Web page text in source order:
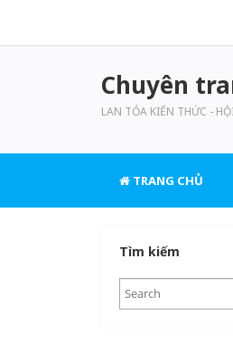
Chuyên
LAN TỎA KIẾN THỨC -
TRANG CHỦ
Tìm kiếm